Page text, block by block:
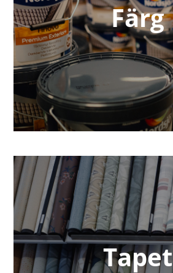
Färg
Tapet